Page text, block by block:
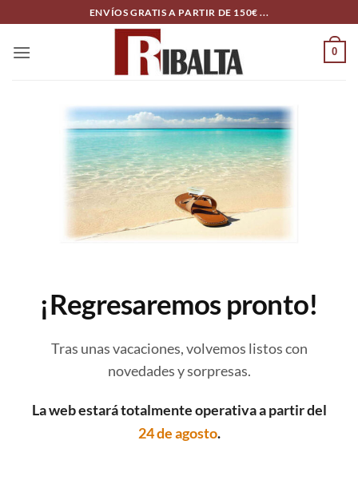
to
content
ENVÍOS GRATIS A PARTIR DE 150€ ...
0
¡Regresaremos pronto!
Tras unas vacaciones, volvemos listos con
novedades y sorpresas.
La web estará totalmente operativa a partir del
24 de agosto.